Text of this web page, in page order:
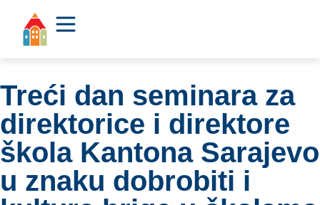
Treći dan seminara za
direktorice i direktore
škola Kantona Sarajevo
u znaku dobrobiti i